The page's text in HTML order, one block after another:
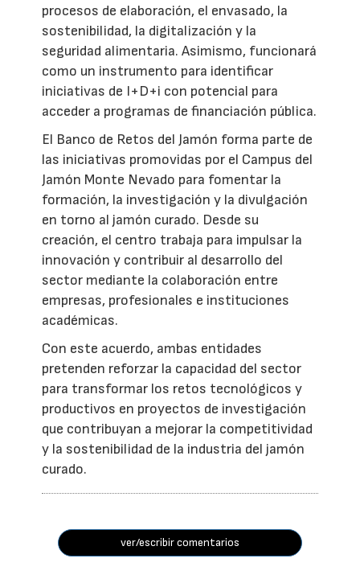
procesos de elaboración, el envasado, la
sostenibilidad, la digitalización y la
seguridad alimentaria. Asimismo, funcionará
como un instrumento para identificar
iniciativas de I+D+i con potencial para
acceder a programas de financiación pública.
El Banco de Retos del Jamón forma parte de
las iniciativas promovidas por el Campus del
Jamón Monte Nevado para fomentar la
formación, la investigación y la divulgación
en torno al jamón curado. Desde su
creación, el centro trabaja para impulsar la
innovación y contribuir al desarrollo del
sector mediante la colaboración entre
empresas, profesionales e instituciones
académicas.
Con este acuerdo, ambas entidades
pretenden reforzar la capacidad del sector
para transformar los retos tecnológicos y
productivos en proyectos de investigación
que contribuyan a mejorar la competitividad
y la sostenibilidad de la industria del jamón
curado.
ver/escribir comentarios